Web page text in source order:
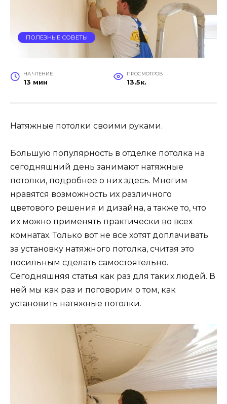
ПОЛЕЗНЫЕ СОВЕТЫ
НА ЧТЕНИЕ
13 мин
ПРОСМОТРОВ
13.5к.
Натяжные потолки своими руками.
Большую популярность в отделке потолка на
сегодняшний день занимают натяжные
потолки, подробнее о них здесь. Многим
нравятся возможность их различного
цветового решения и дизайна, а также то, что
их можно применять практически во всех
комнатах. Только вот не все хотят доплачивать
за установку натяжного потолка, считая это
посильным сделать самостоятельно.
Сегодняшняя статья как раз для таких людей. В
ней мы как раз и поговорим о том, как
установить натяжные потолки.